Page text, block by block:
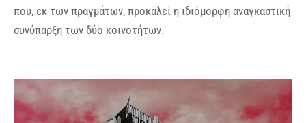
που, εκ των πραγμάτων, προκαλεί η ιδιόμορφη αναγκαστική
συνύπαρξη των δύο κοινοτήτων.